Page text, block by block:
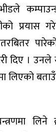
प्रयास
दिए । उनले
लिएको
लिने